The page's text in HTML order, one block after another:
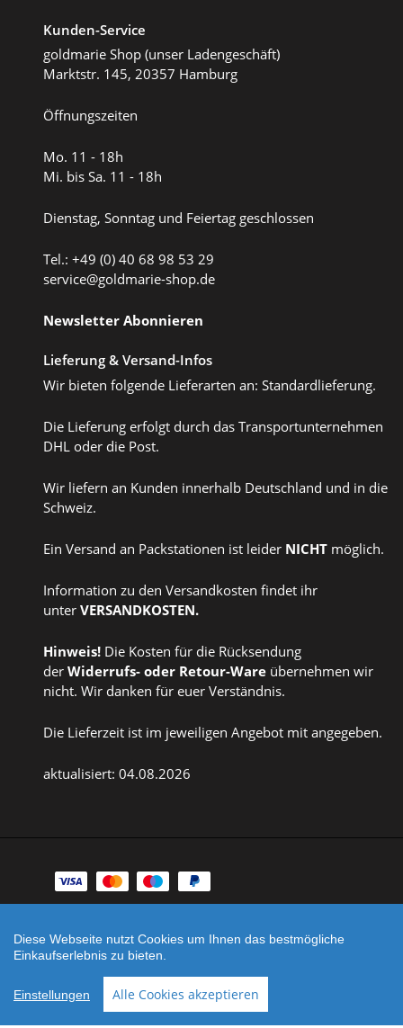
Kunden-Service
goldmarie Shop (unser Ladengeschäft)
Marktstr. 145, 20357 Hamburg
Öffnungszeiten
Mo. 11 - 18h
Mi. bis Sa. 11 - 18h
Dienstag, Sonntag und Feiertag geschlossen
Tel.: +49 (0) 40 68 98 53 29
service@goldmarie-shop.de
Newsletter Abonnieren
Lieferung & Versand-Infos
Wir bieten folgende Lieferarten an: Standardlieferung.
Die Lieferung erfolgt durch das Transportunternehmen
DHL oder die Post.
Wir liefern an Kunden innerhalb Deutschland und in die
Schweiz.
Ein Versand an Packstationen ist leider NICHT möglich.
Information zu den Versandkosten findet ihr
unter VERSANDKOSTEN.
Hinweis! Die Kosten für die Rücksendung
der Widerrufs- oder Retour-Ware übernehmen wir
nicht. Wir danken für euer Verständnis.
Die Lieferzeit ist im jeweiligen Angebot mit angegeben.
aktualisiert: 04.08.2026
Zahlungsarten
Shop erstellt mit
VersaCommerce.
lokal.de
Diese Webseite nutzt Cookies um Ihnen das bestmögliche
Einkaufserlebnis zu bieten.
Einstellungen Alle Cookies akzeptieren